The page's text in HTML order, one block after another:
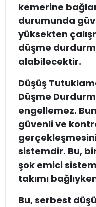
kemerine
durumunda
yüksekten
düşme
alabilecektir.
Düşüş
Düşme
engellemez.
güvenli ve
sistemdir. Bu,
şok emici
takımı
Bu, serbest